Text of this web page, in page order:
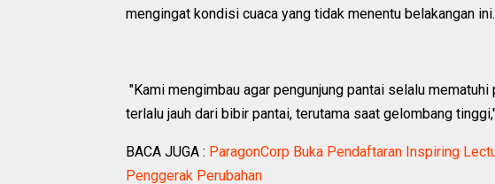
mengingat kondisi cuaca yang tidak menentu belakangan ini.
"Kami mengimbau agar pengunjung pantai selalu
terlalu jauh dari bibir pantai, terutama saat gelombang
BACA JUGA : ParagonCorp Buka Pendaftaran Inspiring
Penggerak Perubahan